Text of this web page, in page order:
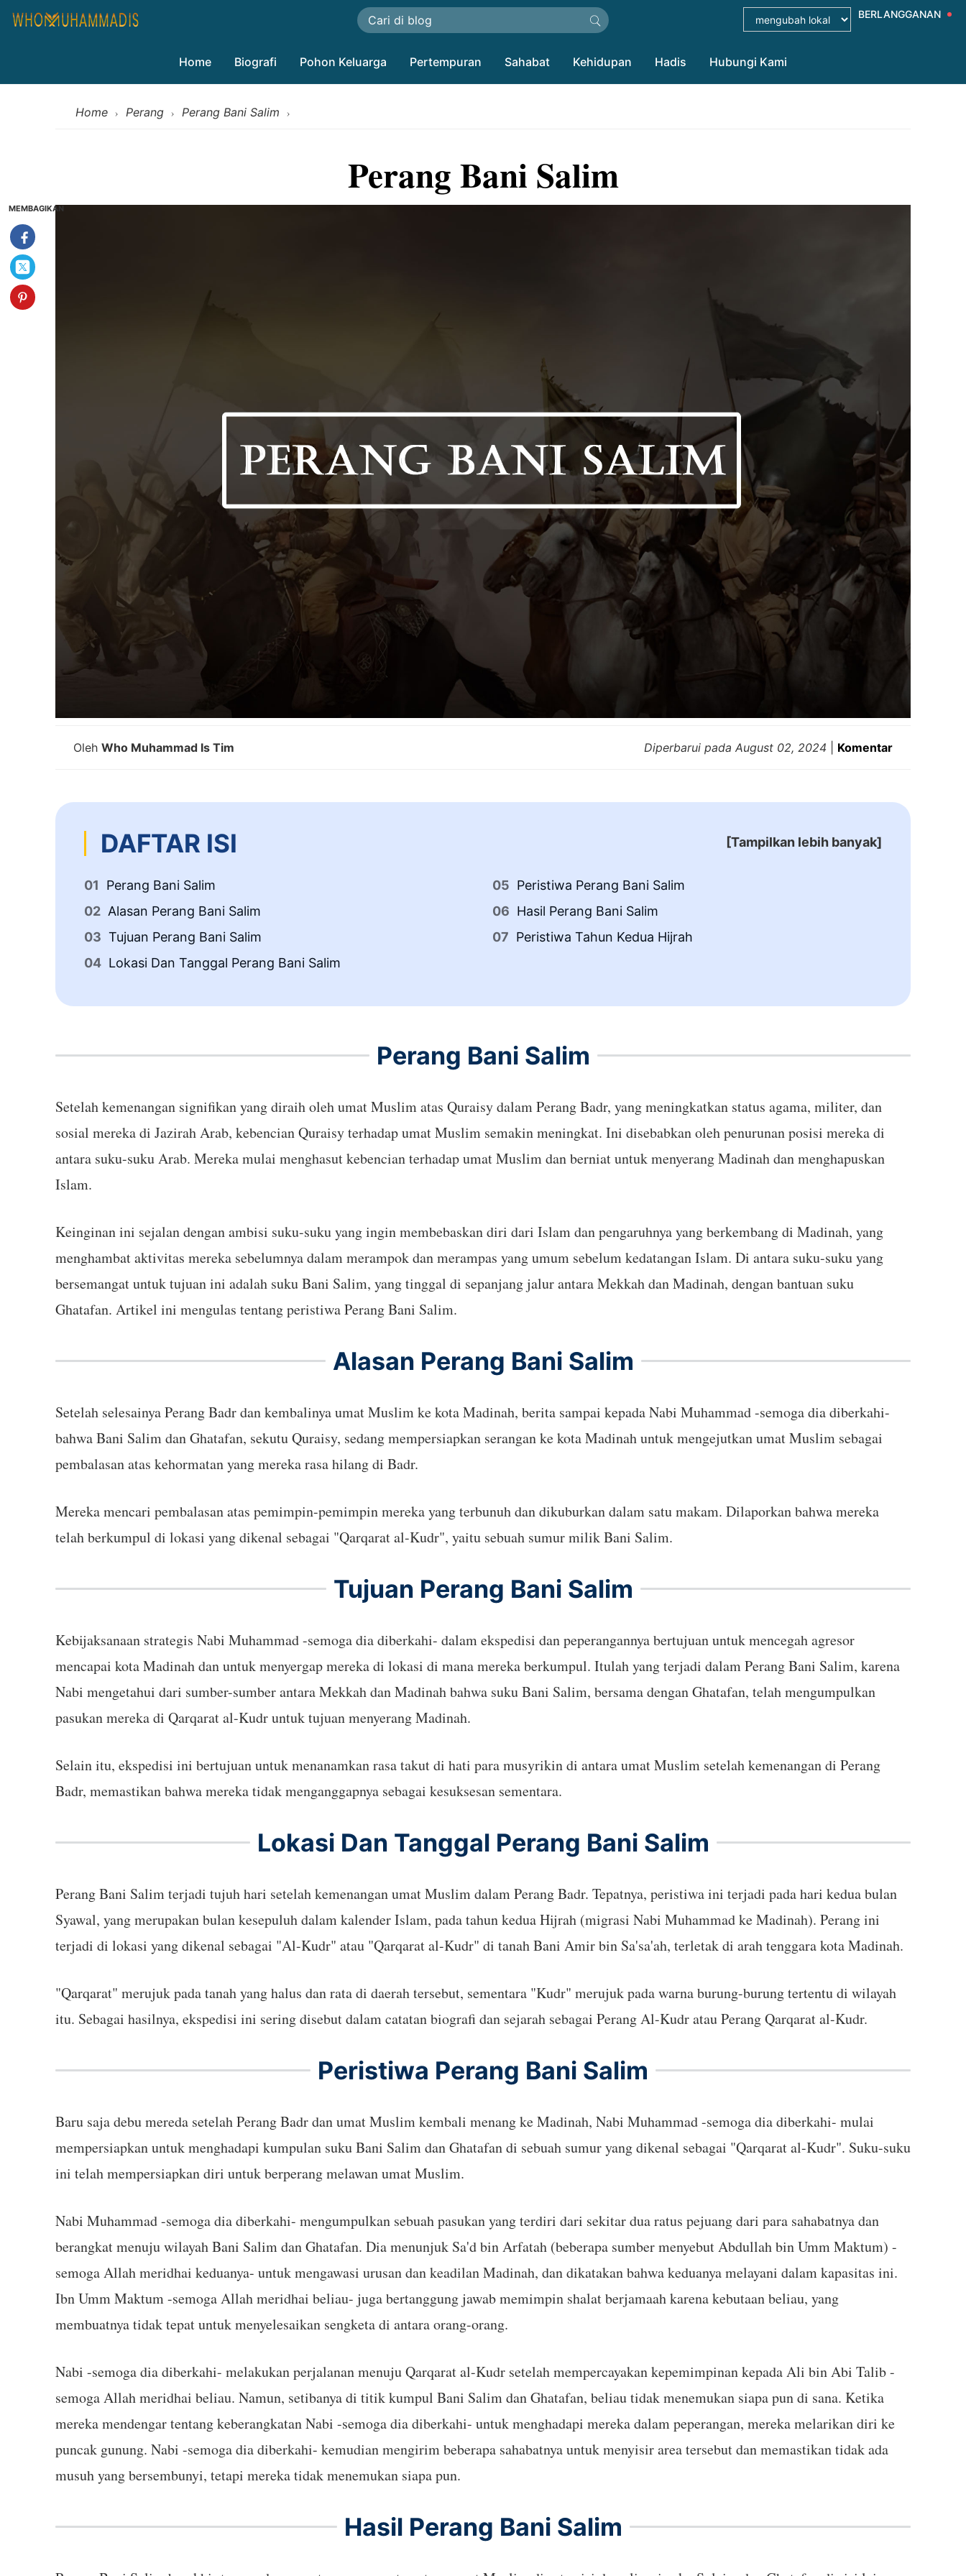
BERLANGGANAN
Home Biografi Pohon Keluarga Pertempuran Sahabat Kehidupan Hadis Hubungi Kami
Home › Perang › Perang Bani Salim ›
Perang Bani Salim
Oleh Who Muhammad Is Tim Diperbarui pada August 02, 2024 Komentar
MEMBAGIKAN
DAFTAR ISI
Perang Bani Salim
Alasan Perang Bani Salim
Tujuan Perang Bani Salim
Lokasi Dan Tanggal Perang Bani Salim
Peristiwa Perang Bani Salim
Hasil Perang Bani Salim
Peristiwa Tahun Kedua Hijrah
[Tampilkan lebih banyak]
Perang Bani Salim
Setelah kemenangan signifikan yang diraih oleh umat Muslim atas Quraisy dalam Perang Badr, yang meningkatkan status agama, militer, dan
sosial mereka di Jazirah Arab, kebencian Quraisy terhadap umat Muslim semakin meningkat. Ini disebabkan oleh penurunan posisi mereka di
antara suku-suku Arab. Mereka mulai menghasut kebencian terhadap umat Muslim dan berniat untuk menyerang Madinah dan menghapuskan
Islam.
Keinginan ini sejalan dengan ambisi suku-suku yang ingin membebaskan diri dari Islam dan pengaruhnya yang berkembang di Madinah, yang
menghambat aktivitas mereka sebelumnya dalam merampok dan merampas yang umum sebelum kedatangan Islam. Di antara suku-suku yang
bersemangat untuk tujuan ini adalah suku Bani Salim, yang tinggal di sepanjang jalur antara Mekkah dan Madinah, dengan bantuan suku
Ghatafan. Artikel ini mengulas tentang peristiwa Perang Bani Salim.
Alasan Perang Bani Salim
Setelah selesainya Perang Badr dan kembalinya umat Muslim ke kota Madinah, berita sampai kepada Nabi Muhammad -semoga dia diberkahi-
bahwa Bani Salim dan Ghatafan, sekutu Quraisy, sedang mempersiapkan serangan ke kota Madinah untuk mengejutkan umat Muslim sebagai
pembalasan atas kehormatan yang mereka rasa hilang di Badr.
Mereka mencari pembalasan atas pemimpin-pemimpin mereka yang terbunuh dan dikuburkan dalam satu makam. Dilaporkan bahwa mereka
telah berkumpul di lokasi yang dikenal sebagai "Qarqarat al-Kudr", yaitu sebuah sumur milik Bani Salim.
Tujuan Perang Bani Salim
Kebijaksanaan strategis Nabi Muhammad -semoga dia diberkahi- dalam ekspedisi dan peperangannya bertujuan untuk mencegah agresor
mencapai kota Madinah dan untuk menyergap mereka di lokasi di mana mereka berkumpul. Itulah yang terjadi dalam Perang Bani Salim, karena
Nabi mengetahui dari sumber-sumber antara Mekkah dan Madinah bahwa suku Bani Salim, bersama dengan Ghatafan, telah mengumpulkan
pasukan mereka di Qarqarat al-Kudr untuk tujuan menyerang Madinah.
Selain itu, ekspedisi ini bertujuan untuk menanamkan rasa takut di hati para musyrikin di antara umat Muslim setelah kemenangan di Perang
Badr, memastikan bahwa mereka tidak menganggapnya sebagai kesuksesan sementara.
Lokasi Dan Tanggal Perang Bani Salim
Perang Bani Salim terjadi tujuh hari setelah kemenangan umat Muslim dalam Perang Badr. Tepatnya, peristiwa ini terjadi pada hari kedua bulan
Syawal, yang merupakan bulan kesepuluh dalam kalender Islam, pada tahun kedua Hijrah (migrasi Nabi Muhammad ke Madinah). Perang ini
terjadi di lokasi yang dikenal sebagai "Al-Kudr" atau "Qarqarat al-Kudr" di tanah Bani Amir bin Sa'sa'ah, terletak di arah tenggara kota Madinah.
"Qarqarat" merujuk pada tanah yang halus dan rata di daerah tersebut, sementara "Kudr" merujuk pada warna burung-burung tertentu di wilayah
itu. Sebagai hasilnya, ekspedisi ini sering disebut dalam catatan biografi dan sejarah sebagai Perang Al-Kudr atau Perang Qarqarat al-Kudr.
Peristiwa Perang Bani Salim
Baru saja debu mereda setelah Perang Badr dan umat Muslim kembali menang ke Madinah, Nabi Muhammad -semoga dia diberkahi- mulai
mempersiapkan untuk menghadapi kumpulan suku Bani Salim dan Ghatafan di sebuah sumur yang dikenal sebagai "Qarqarat al-Kudr". Suku-suku
ini telah mempersiapkan diri untuk berperang melawan umat Muslim.
Nabi Muhammad -semoga dia diberkahi- mengumpulkan sebuah pasukan yang terdiri dari sekitar dua ratus pejuang dari para sahabatnya dan
berangkat menuju wilayah Bani Salim dan Ghatafan. Dia menunjuk Sa'd bin Arfatah (beberapa sumber menyebut Abdullah bin Umm Maktum) -
semoga Allah meridhai keduanya- untuk mengawasi urusan dan keadilan Madinah, dan dikatakan bahwa keduanya melayani dalam kapasitas ini.
Ibn Umm Maktum -semoga Allah meridhai beliau- juga bertanggung jawab memimpin shalat berjamaah karena kebutaan beliau, yang
membuatnya tidak tepat untuk menyelesaikan sengketa di antara orang-orang.
Nabi -semoga dia diberkahi- melakukan perjalanan menuju Qarqarat al-Kudr setelah mempercayakan kepemimpinan kepada Ali bin Abi Talib -
semoga Allah meridhai beliau. Namun, setibanya di titik kumpul Bani Salim dan Ghatafan, beliau tidak menemukan siapa pun di sana. Ketika
mereka mendengar tentang keberangkatan Nabi -semoga dia diberkahi- untuk menghadapi mereka dalam peperangan, mereka melarikan diri ke
puncak gunung. Nabi -semoga dia diberkahi- kemudian mengirim beberapa sahabatnya untuk menyisir area tersebut dan memastikan tidak ada
musuh yang bersembunyi, tetapi mereka tidak menemukan siapa pun.
Hasil Perang Bani Salim